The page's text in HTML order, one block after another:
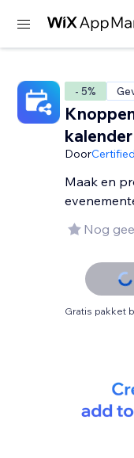
- 5%
kalender
Door
Maak en
Nog
Gratis pakket